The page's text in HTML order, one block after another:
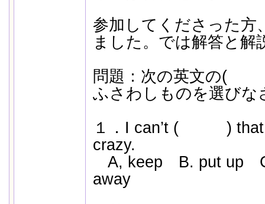
参加してくださった方
ました。では解答と解
問題：次の英文の(
ふさわしものを選びな
１．I can’t ( ) that
crazy.
A, keep B. put up
away